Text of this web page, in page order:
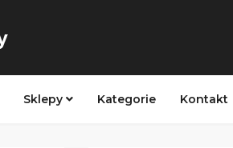
Sklepy Kategorie Kontakt